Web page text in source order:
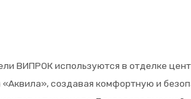
ВИПРОК используются в отделке
«Аквила», создавая комфортную и